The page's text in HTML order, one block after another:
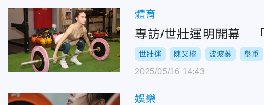
體育
專訪/世壯運明開幕
世壯運 陳又榕 波波蓁 舉重
2025/05/16 14:43
娛樂